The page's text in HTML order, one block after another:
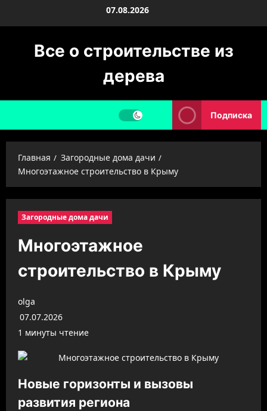
07.08.2026
Все о строительстве из
дерева
Подписка
Главная
Загородные дома дачи
Многоэтажное строительство в Крыму
Загородные дома дачи
Многоэтажное
строительство в Крыму
olga
07.07.2026
1 минуты чтение
Новые горизонты и вызовы
развития региона